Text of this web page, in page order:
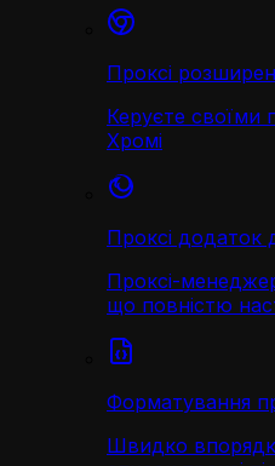
Проксі
Керуєте своїми
Хромі
Проксі додаток
Проксі-
що повністю
Форматування
Швидко